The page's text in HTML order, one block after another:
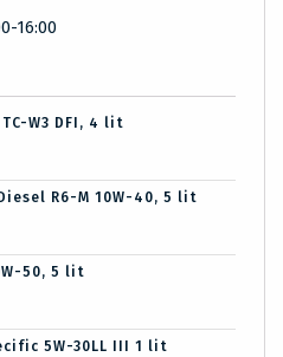
16:00
W3 DFI, 4 lit
R6-M 10W-40, 5 lit
50, 5 lit
5W-30LL III 1 lit